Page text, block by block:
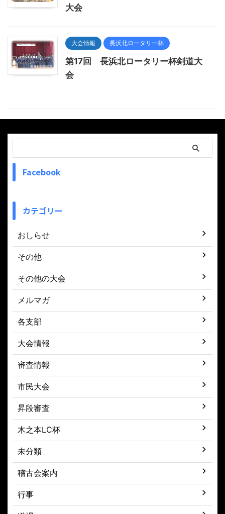
大会
大会情報 長浜北ロータリー杯
第17回 長浜北ロータリー杯剣道大
会
Facebook
カテゴリー
おしらせ
その他
その他の大会
メルマガ
各支部
大会情報
審査情報
市民大会
昇段審査
木之本LC杯
未分類
稽古会案内
行事